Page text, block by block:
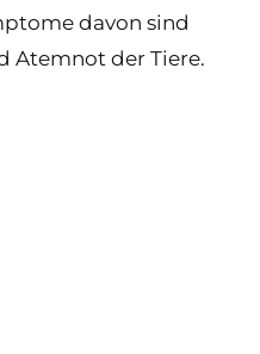
davon sind
Atemnot der Tiere.